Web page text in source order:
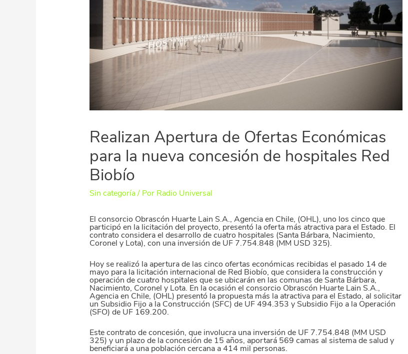
Realizan Apertura de Ofertas Económicas
para la nueva concesión de hospitales Red
Biobío
Sin categoría/ Por Radio Universal
El consorcio Obrascón Huarte Lain S.A., Agencia en Chile, (OHL), uno los cinco que
participó en la licitación del proyecto, presentó la oferta más atractiva para el Estado. El
contrato considera el desarrollo de cuatro hospitales (Santa Bárbara, Nacimiento,
Coronel y Lota), con una inversión de UF 7.754.848 (MM USD 325).
Hoy se realizó la apertura de las cinco ofertas económicas recibidas el pasado 14 de
mayo para la licitación internacional de Red Biobío, que considera la construcción y
operación de cuatro hospitales que se ubicarán en las comunas de Santa Bárbara,
Nacimiento, Coronel y Lota. En la ocasión el consorcio Obrascón Huarte Lain S.A.,
Agencia en Chile, (OHL) presentó la propuesta más la atractiva para el Estado, al solicitar
un Subsidio Fijo a la Construcción (SFC) de UF 494.353 y Subsidio Fijo a la Operación
(SFO) de UF 169.200.
Este contrato de concesión, que involucra una inversión de UF 7.754.848 (MM USD
325) y un plazo de la concesión de 15 años, aportará 569 camas al sistema de salud y
beneficiará a una población cercana a 414 mil personas.